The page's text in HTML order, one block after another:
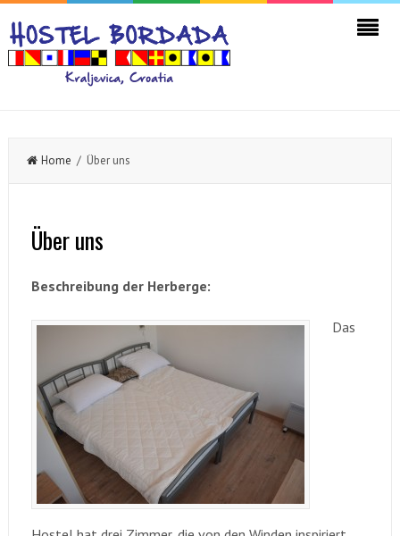
Home / Über uns
Über uns
Beschreibung der Herberge:
Das